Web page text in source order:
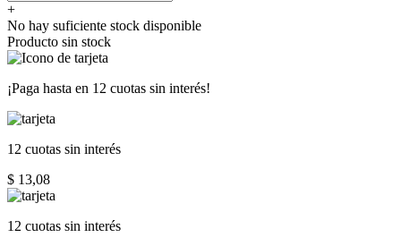
+
No hay suficiente stock disponible
Producto sin stock
¡Paga hasta en 12 cuotas sin interés!
12 cuotas sin interés
$ 13,08
12 cuotas sin interés